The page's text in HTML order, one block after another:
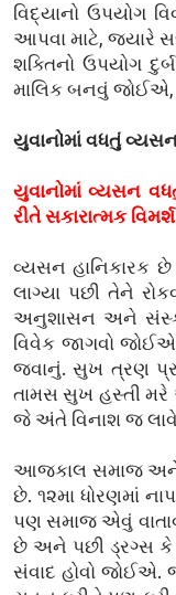
વિદ્યાનો ઉપયોગ
આપવા માટે, જ્યારે
શક્તિનો ઉપયોગ
માલિક બનવું જોઈએ,
યુવાનોમાં વધતું
યુવાનોમાં વ્યસન
રીતે સકારાત્મક
વ્યસન હાનિકારક
લાગ્યા પછી તેને
અનુશાસન અને
વિવેક જાગવો
જવાનું. સુખ ત્રણ
તામસ સુખ હસ્તી મરે
જે અંતે વિનાશ જ
આજકાલ સમાજ અને
છે. ૧૨મા ધોરણમાં
પણ સમાજ એવું
છે અને પછી ડ્રગ્સ કે
સંવાદ હોવો જોઈએ.